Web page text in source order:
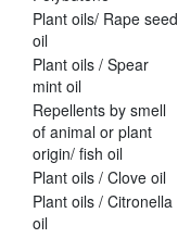
Plant oils/ Rape seed
oil
Plant oils / Spear
mint oil
Repellents by smell
of animal or plant
origin/ fish oil
Plant oils / Clove oil
Plant oils / Citronella
oil